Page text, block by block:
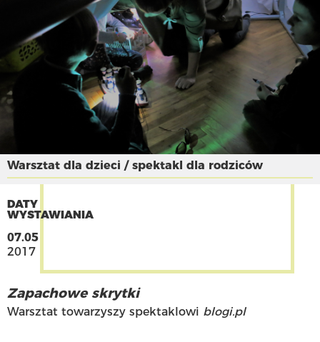
Warsztat dla dzieci / spektakl dla rodziców
DATY
WYSTAWIANIA
07.05
2017
Zapachowe skrytki
Warsztat towarzyszy spektaklowi blogi.pl